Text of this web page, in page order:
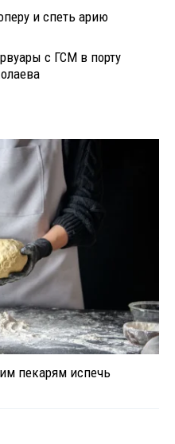
и спеть арию
с ГСМ в порту
пекарям испечь